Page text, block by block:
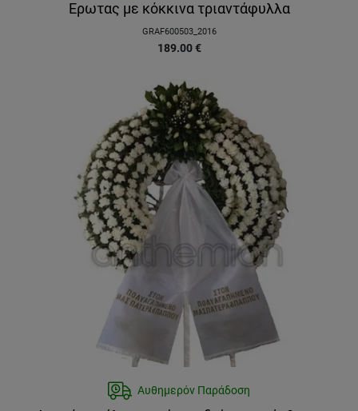
Ερωτας με κόκκινα τριαντάφυλλα
GRAF600503_2016
189.00 €
Αυθημερόν Παράδοση